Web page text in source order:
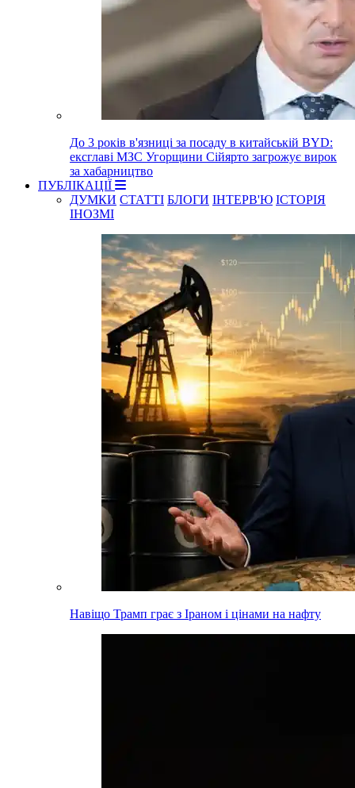
До 3 років в'язниці за посаду в китайській BYD:
ексглаві МЗС Угорщини Сійярто загрожує вирок
за хабарництво
ПУБЛІКАЦІЇ
ДУМКИ СТАТТІ БЛОГИ ІНТЕРВ'Ю ІСТОРІЯ
ІНОЗМІ
Навіщо Трамп грає з Іраном і цінами на нафту